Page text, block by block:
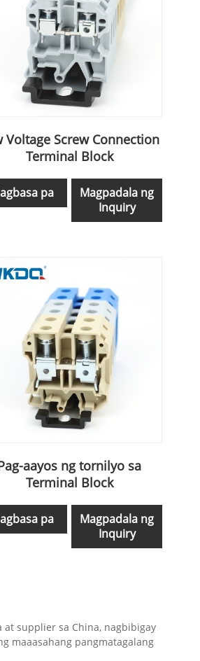
Voltage Screw Connection
Terminal Block
pa
Magpadala ng
Inquiry
aayos ng tornilyo sa
Terminal Block
pa
Magpadala ng
Inquiry
at supplier sa China, nagbibigay
maaasahang pangmatagalang